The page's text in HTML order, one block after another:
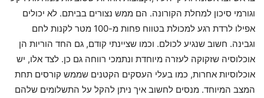
וגורמי סיכון למחלת הקורונה. הם ממש נצורים בביתם. לא יכולים
אפילו לרדת רגע למכולת בטווח פחות מ-100 מטר לקנות לחם
וגבינה. חשוב שנגיע לכולם. וכמו שציינתי קודם, גם החד הוריות הן
אוכלוסיה שזקוקה לעזרה מיוחדת ונתמכי רווחה גם כן. לצד אלו, יש
אוכלוסיות אחרות, כמו בעלי העסקים הקטנים שממש קורסים תחת
המצב המיוחד. מנסים לחשוב איך ניתן להקל על התשלומים שלהם